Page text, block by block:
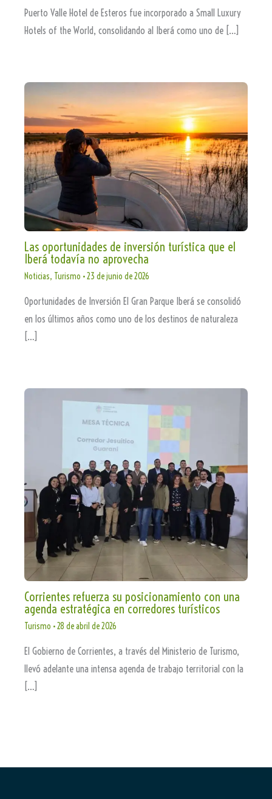
Puerto Valle Hotel de Esteros fue incorporado a Small Luxury
Hotels of the World, consolidando al Iberá como uno de […]
Las oportunidades de inversión turística que el
Iberá todavía no aprovecha
Noticias, Turismo •23 de junio de 2026
Oportunidades de Inversión El Gran Parque Iberá se consolidó
en los últimos años como uno de los destinos de naturaleza
[…]
Corrientes refuerza su posicionamiento con una
agenda estratégica en corredores turísticos
Turismo •28 de abril de 2026
El Gobierno de Corrientes, a través del Ministerio de Turismo,
llevó adelante una intensa agenda de trabajo territorial con la
[…]